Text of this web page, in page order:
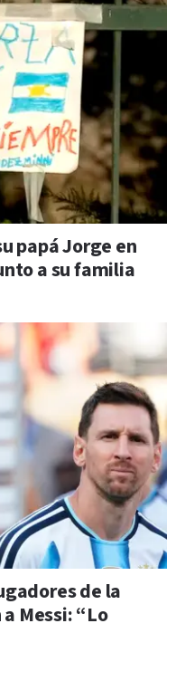
papá Jorge en
a su familia
de la
Messi: “Lo